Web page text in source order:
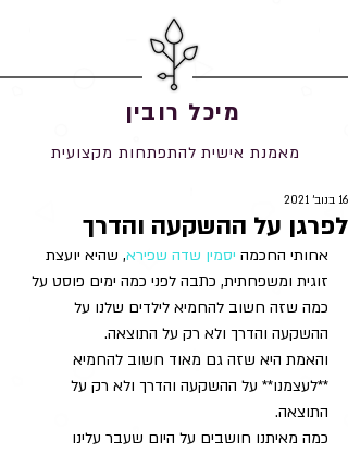
מיכל רובין
מאמנת אישית להתפתחות מקצועית
לפרגן על ההשקעה והדרך
16 בנוב׳ 2021
אחותי החכמה יסמין שדה שפירא, שהיא יועצת
זוגית ומשפחתית, כתבה לפני כמה ימים פוסט על
כמה שזה חשוב להחמיא לילדים שלנו על
ההשקעה והדרך ולא רק על התוצאה.
והאמת היא שזה גם מאוד חשוב להחמיא
**לעצמנו** על ההשקעה והדרך ולא רק על
התוצאה.
כמה מאיתנו חושבים על היום שעבר עלינו